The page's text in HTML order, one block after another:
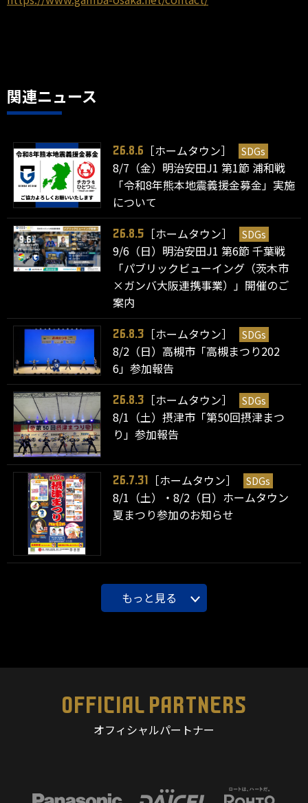
関連ニュース
26.8.6 ［ホームタウン］ SDGs
8/7（金）明治安田J1 第1節 浦和戦
「令和8年熊本地震義援金募金」実施
について
26.8.5 ［ホームタウン］ SDGs
9/6（日）明治安田J1 第6節 千葉戦
「パブリックビューイング（茨木市
×ガンバ大阪連携事業）」開催のご
案内
26.8.3 ［ホームタウン］ SDGs
8/2（日）高槻市「高槻まつり202
6」参加報告
26.8.3 ［ホームタウン］ SDGs
8/1（土）摂津市「第50回摂津まつ
り」参加報告
26.7.31 ［ホームタウン］ SDGs
8/1（土）・8/2（日）ホームタウン
夏まつり参加のお知らせ
もっと見る
OFFICIAL PARTNERS
オフィシャルパートナー